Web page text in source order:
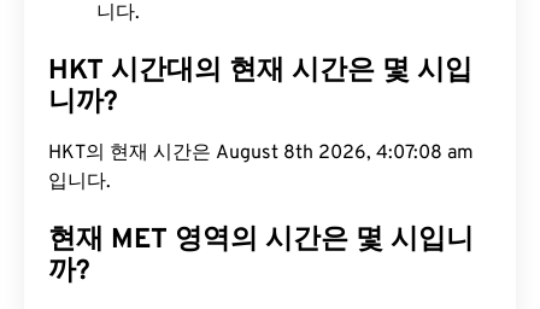
니다.
HKT 시간대의 현재 시간은 몇 시입
니까?
HKT의 현재 시간은 August 8th 2026, 4:07:09 am
입니다.
현재 MET 영역의 시간은 몇 시입니
까?